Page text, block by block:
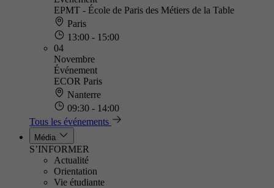
EPMT - École de Paris des Métiers de la Table
Paris
13:00 - 15:00
04
Novembre
Événement
ECOR Paris
Nanterre
09:30 - 14:00
Tous les événements
Média
S’INFORMER
Actualité
Orientation
Vie étudiante